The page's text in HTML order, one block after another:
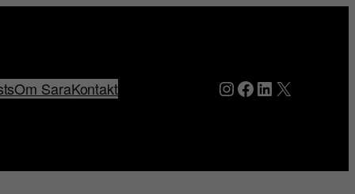
Om SaraKontakt Instagram
Facebook
LinkedIn
X